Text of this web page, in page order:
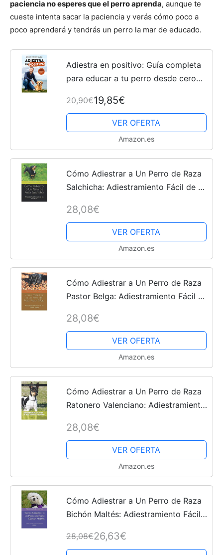
paciencia no esperes que el perro aprenda, aunque te
cueste intenta sacar la paciencia y verás cómo poco a
poco aprenderá y tendrás un perro la mar de educado.
Adiestra en positivo: Guía completa
para educar a tu perro desde cero
20,90€19,85€
VER OFERTA
Amazon.es
Cómo Adiestrar a Un Perro de Raza
Salchicha: Adiestramiento Fácil de un
28,08€
VER OFERTA
Amazon.es
Cómo Adiestrar a Un Perro de Raza
Pastor Belga: Adiestramiento Fácil de
28,08€
VER OFERTA
Amazon.es
Cómo Adiestrar a Un Perro de Raza
Ratonero Valenciano: Adiestramiento
28,08€
VER OFERTA
Amazon.es
Cómo Adiestrar a Un Perro de Raza
Bichón Maltés: Adiestramiento Fácil
28,08€26,63€